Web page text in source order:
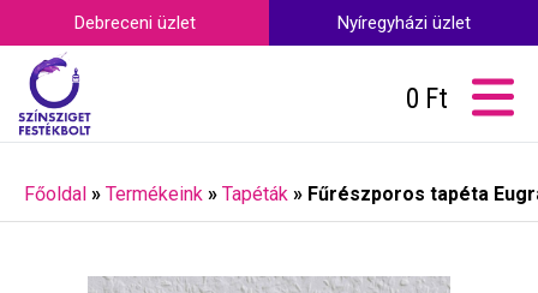
Debreceni üzlet Nyíregyházi üzlet
0 Ft
Főoldal » Termékeink » Tapéták » Fűrészporos tapéta